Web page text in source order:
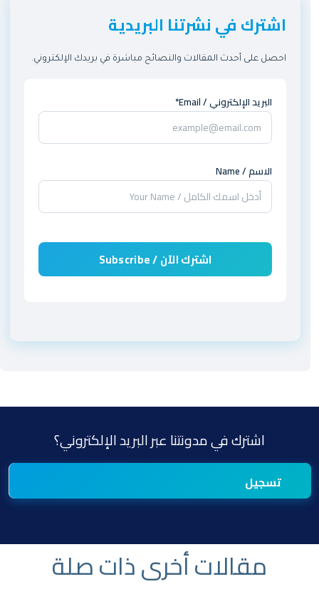
اشترك في نشرتنا البريدية
احصل على أحدث المقالات والنصائح مباشرة في بريدك الإلكتروني.
البريد الإلكتروني / Email*
الاسم / Name
اشترك في مدونتنا عبر البريد الإلكتروني؟
مقالات أخرى ذات صلة